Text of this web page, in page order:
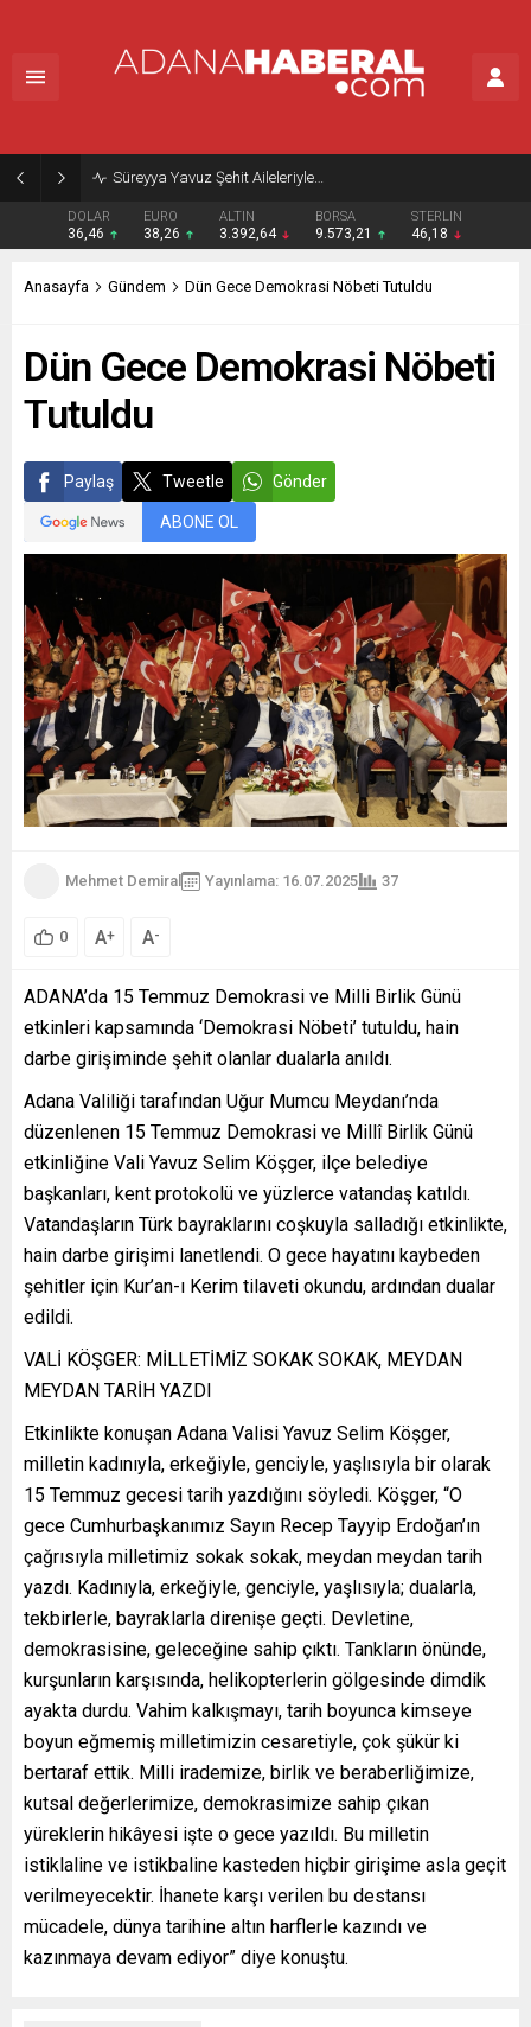
Süreyya Yavuz Şehit Aileleriyle…
DOLAR
36,46
EURO
38,26
ALTIN
3.392,64
BORSA
9.573,21
STERLIN
46,18
Anasayfa Gündem Dün Gece Demokrasi Nöbeti Tutuldu
Dün Gece Demokrasi Nöbeti
Tutuldu
Paylaş Tweetle Gönder
ABONE OL
Mehmet Demiral Yayınlama: 16.07.2025 37
0 A+ A-
ADANA’da 15 Temmuz Demokrasi ve Milli Birlik Günü
etkinleri kapsamında ‘Demokrasi Nöbeti’ tutuldu, hain
darbe girişiminde şehit olanlar dualarla anıldı.
Adana Valiliği tarafından Uğur Mumcu Meydanı’nda
düzenlenen 15 Temmuz Demokrasi ve Millî Birlik Günü
etkinliğine Vali Yavuz Selim Köşger, ilçe belediye
başkanları, kent protokolü ve yüzlerce vatandaş katıldı.
Vatandaşların Türk bayraklarını coşkuyla salladığı etkinlikte,
hain darbe girişimi lanetlendi. O gece hayatını kaybeden
şehitler için Kur’an-ı Kerim tilaveti okundu, ardından dualar
edildi.
VALİ KÖŞGER: MİLLETİMİZ SOKAK SOKAK, MEYDAN
MEYDAN TARİH YAZDI
Etkinlikte konuşan Adana Valisi Yavuz Selim Köşger,
milletin kadınıyla, erkeğiyle, genciyle, yaşlısıyla bir olarak
15 Temmuz gecesi tarih yazdığını söyledi. Köşger, “O
gece Cumhurbaşkanımız Sayın Recep Tayyip Erdoğan’ın
çağrısıyla milletimiz sokak sokak, meydan meydan tarih
yazdı. Kadınıyla, erkeğiyle, genciyle, yaşlısıyla; dualarla,
tekbirlerle, bayraklarla direnişe geçti. Devletine,
demokrasisine, geleceğine sahip çıktı. Tankların önünde,
kurşunların karşısında, helikopterlerin gölgesinde dimdik
ayakta durdu. Vahim kalkışmayı, tarih boyunca kimseye
boyun eğmemiş milletimizin cesaretiyle, çok şükür ki
bertaraf ettik. Milli irademize, birlik ve beraberliğimize,
kutsal değerlerimize, demokrasimize sahip çıkan
yüreklerin hikâyesi işte o gece yazıldı. Bu milletin
istiklaline ve istikbaline kasteden hiçbir girişime asla geçit
verilmeyecektir. İhanete karşı verilen bu destansı
mücadele, dünya tarihine altın harflerle kazındı ve
kazınmaya devam ediyor” diye konuştu.